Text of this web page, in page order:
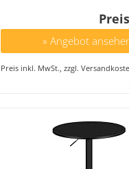
ebenholzschwarz
» Angebot
Preis inkl. MwSt., zzgl.